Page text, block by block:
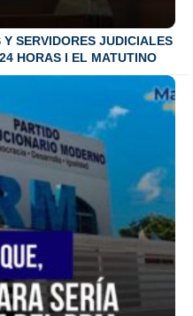
SERVIDORES JUDICIALES
HORAS I EL MATUTINO